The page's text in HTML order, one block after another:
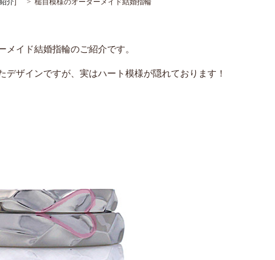
メイド結婚指輪のご紹介です。
デザインですが、実はハート模様が隠れております！